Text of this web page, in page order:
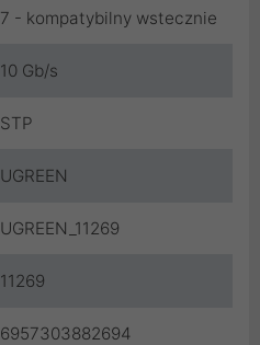
7 - kompatybilny wstecznie
10 Gb/s
STP
UGREEN
UGREEN_11269
11269
6957303882694